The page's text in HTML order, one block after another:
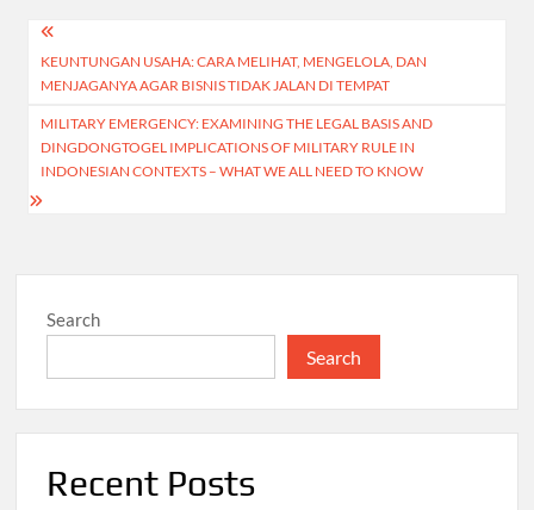
Post
navigation
KEUNTUNGAN USAHA: CARA MELIHAT, MENGELOLA, DAN
MENJAGANYA AGAR BISNIS TIDAK JALAN DI TEMPAT
MILITARY EMERGENCY: EXAMINING THE LEGAL BASIS AND
DINGDONGTOGEL IMPLICATIONS OF MILITARY RULE IN
INDONESIAN CONTEXTS – WHAT WE ALL NEED TO KNOW
Search
Search
Recent Posts